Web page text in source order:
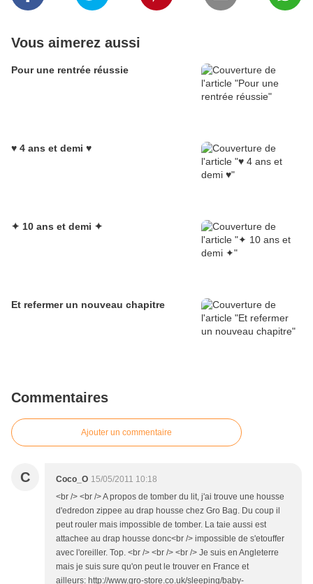
Vous aimerez aussi
Pour une rentrée réussie
♥ 4 ans et demi ♥
✦ 10 ans et demi ✦
Et refermer un nouveau chapitre
Commentaires
Ajouter un commentaire
C Coco_O 15/05/2011 10:18
<br /> <br /> A propos de tomber du lit, j'ai trouve une housse
d'edredon zippee au drap housse chez Gro Bag. Du coup il
peut rouler mais impossible de tomber. La taie aussi est
attachee au drap housse donc<br /> impossible de s'etouffer
avec l'oreiller. Top. <br /> <br /> <br /> Je suis en Angleterre
mais je suis sure qu'on peut le trouver en France et
ailleurs: http://www.gro-store.co.uk/sleeping/baby-